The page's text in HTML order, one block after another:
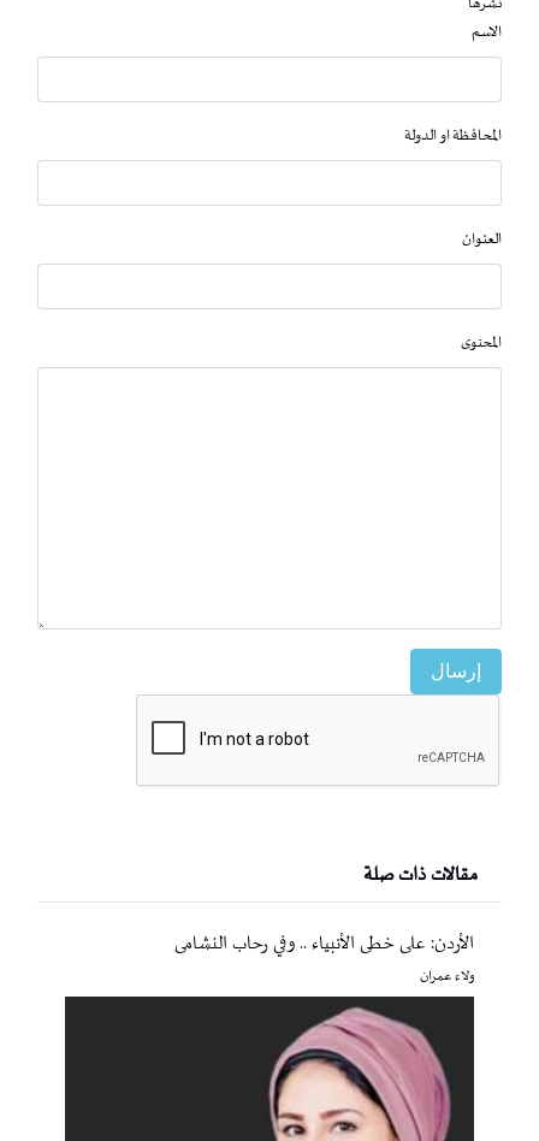
الاسم
المحافظة او الدولة
العنوان
المحتوى
إرسال
مقالات ذات صلة
الأردن: على خطى الأنبياء .. وفي رحاب النشامى
ولاء عمران